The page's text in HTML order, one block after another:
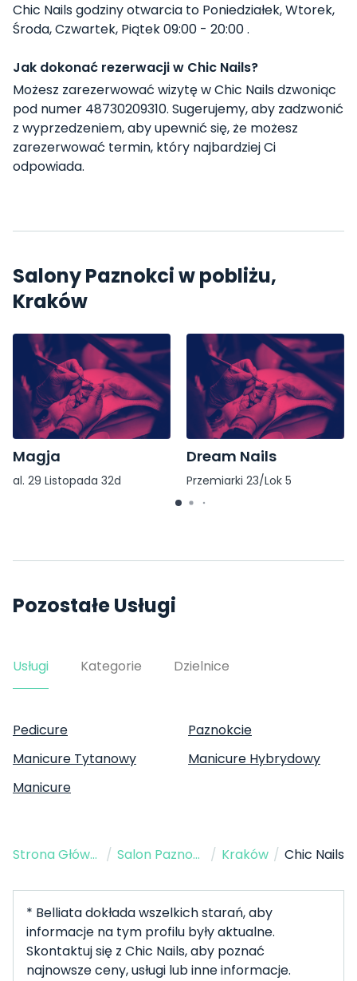
Chic Nails godziny otwarcia to Poniedziałek, Wtorek,
Środa, Czwartek, Piątek 09:00 - 20:00 .
Jak dokonać rezerwacji w Chic Nails?
Możesz zarezerwować wizytę w Chic Nails dzwoniąc
pod numer 48730209310. Sugerujemy, aby zadzwonić
z wyprzedzeniem, aby upewnić się, że możesz
zarezerwować termin, który najbardziej Ci
odpowiada.
Salony Paznokci w pobliżu,
Kraków
Magja
al. 29 Listopada 32d
Dream Nails
Przemiarki 23/Lok 5
Pozostałe Usługi
Usługi Kategorie Dzielnice
Pedicure
Paznokcie
Manicure Tytanowy
Manicure Hybrydowy
Manicure
Strona Główna / Salon Paznokci / Kraków / Chic Nails
* Belliata dokłada wszelkich starań, aby
informacje na tym profilu były aktualne.
Skontaktuj się z Chic Nails, aby poznać
najnowsze ceny, usługi lub inne informacje.